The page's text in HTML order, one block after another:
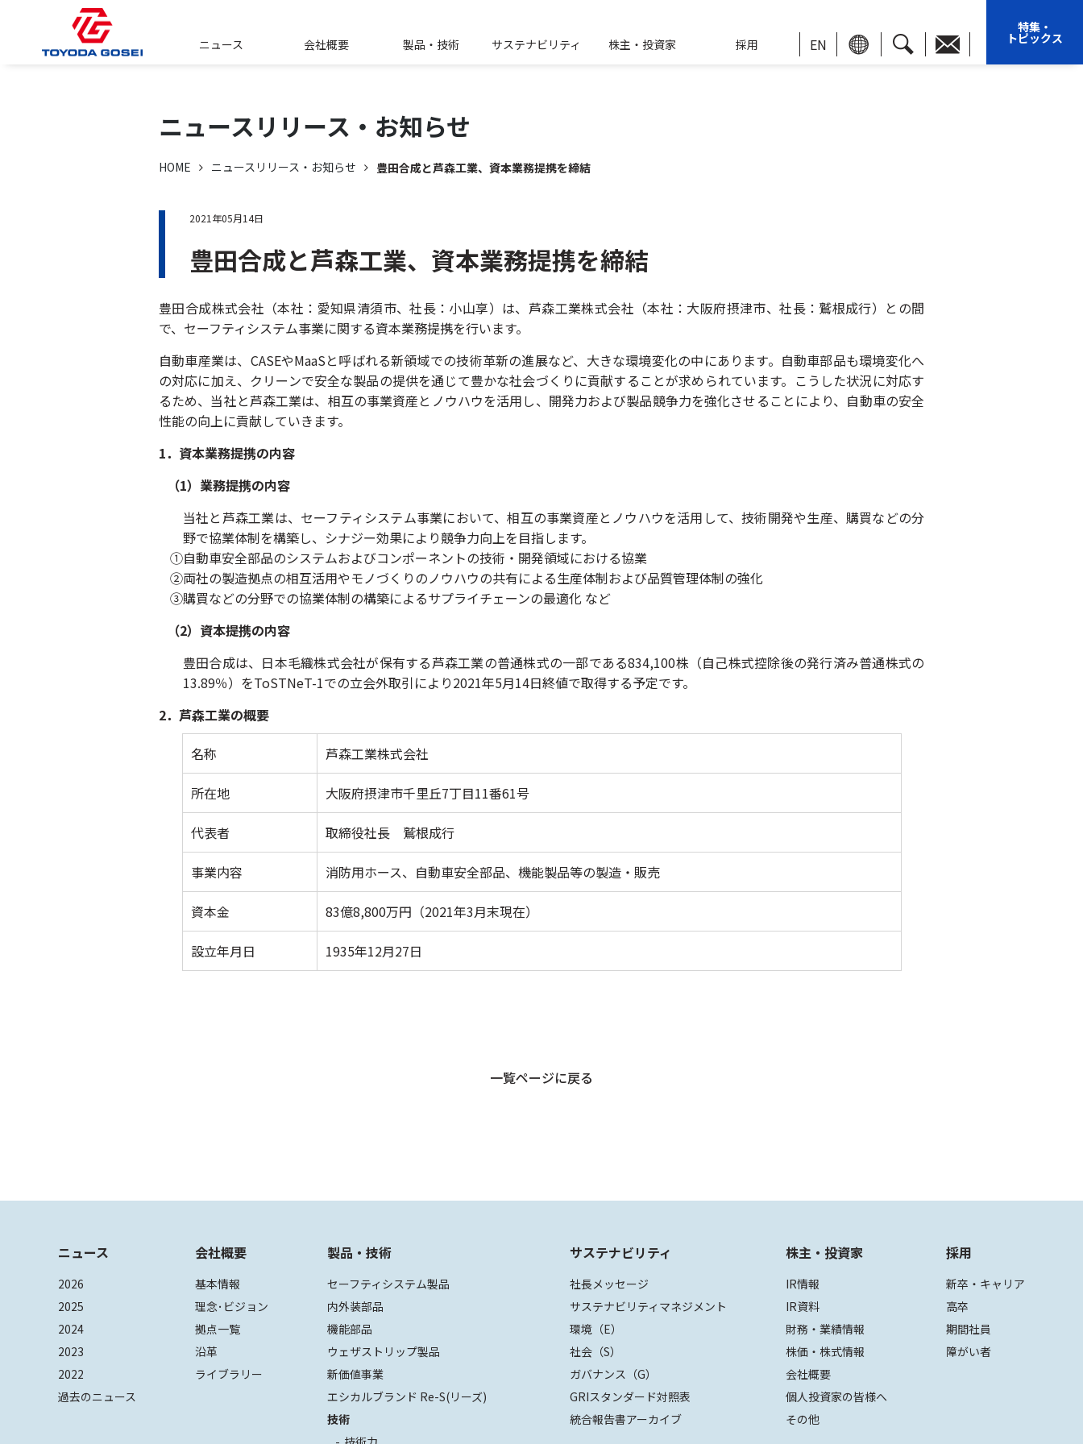
ニュース 会社概要 製品・技術 サステナビリティ 株主・投資家 採用 EN
特集・
トピックス
ニュースリリース・ お知らせ
HOME ニュースリリース・お知らせ 豊田合成と芦森工業、資本業務提携を締結
2021年05月14日
豊田合成と芦森工業、資本業務提携を締結
豊田合成株式会社（本社：愛知県清須市、社長：小山享）は、芦森工業株式会社（本社：大阪府摂津市、社長：鷲根成行）との間
で、セーフティシステム事業に関する資本業務提携を行います。
自動車産業は、CASEやMaaSと呼ばれる新領域での技術革新の進展など、大きな環境変化の中にあります。自動車部品も環境変化へ
の対応に加え、クリーンで安全な製品の提供を通じて豊かな社会づくりに貢献することが求められています。こうした状況に対応す
るため、当社と芦森工業は、相互の事業資産とノウハウを活用し、開発力および製品競争力を強化させることにより、自動車の安全
性能の向上に貢献していきます。
1．資本業務提携の内容
（1）業務提携の内容
当社と芦森工業は、セーフティシステム事業において、相互の事業資産とノウハウを活用して、技術開発や生産、購買などの分
野で協業体制を構築し、シナジー効果により競争力向上を目指します。
①自動車安全部品のシステムおよびコンポーネントの技術・開発領域における協業
②両社の製造拠点の相互活用やモノづくりのノウハウの共有による生産体制および品質管理体制の強化
③購買などの分野での協業体制の構築によるサプライチェーンの最適化 など
（2）資本提携の内容
豊田合成は、日本毛織株式会社が保有する芦森工業の普通株式の一部である834,100株（自己株式控除後の発行済み普通株式の
13.89％）をToSTNeT-1での立会外取引により2021年5月14日終値で取得する予定です。
2．芦森工業の概要
名称
芦森工業株式会社
所在地 大阪府摂津市千里丘7丁目11番61号
代表者 取締役社長 鷲根成行
事業内容 消防用ホース、自動車安全部品、機能製品等の製造・販売
資本金 83億8,800万円（2021年3月末現在）
設立年月日 1935年12月27日
一覧ページに戻る
ニュース
2026
2025
2024
2023
2022
過去のニュース
会社概要
基本情報
理念･ビジョン
拠点一覧
沿革
ライブラリー
製品・技術
セーフティシステム製品
内外装部品
機能部品
ウェザストリップ製品
新価値事業
エシカルブランド Re-S(リーズ)
技術
サステナビリティ
社長メッセージ
サステナビリティマネジメント
環境（E）
社会（S）
ガバナンス（G）
GRIスタンダード対照表
統合報告書アーカイブ
株主・投資家
IR情報
IR資料
財務・業績情報
株価・株式情報
会社概要
個人投資家の皆様へ
その他
採用
新卒・キャリア
高卒
期間社員
障がい者